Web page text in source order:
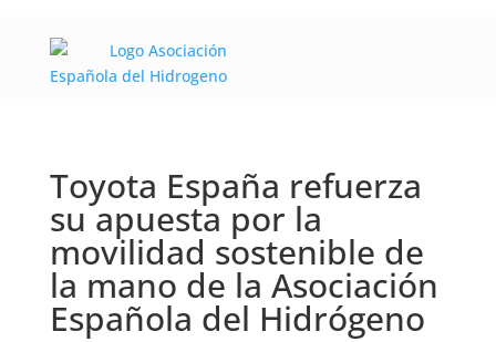
Toyota España refuerza
su apuesta por la
movilidad sostenible de
la mano de la Asociación
Española del Hidrógeno